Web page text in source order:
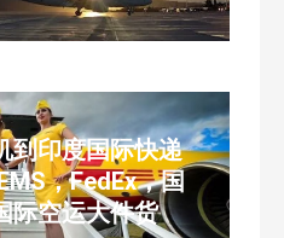
到印度国际快递
，FedEx，国
际空运大件货